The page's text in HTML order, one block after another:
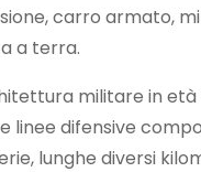
carro armato,
a terra.
militare in
linee difensive
lunghe diversi